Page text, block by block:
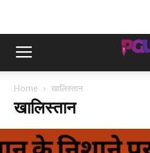
Home खालिस्तान
खालिस्तान